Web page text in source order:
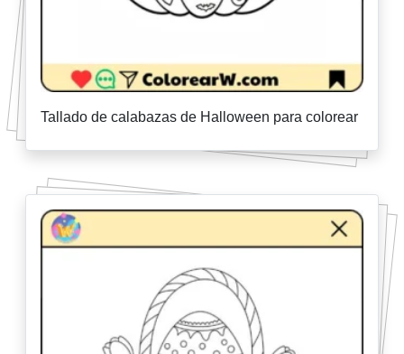
Tallado de calabazas de Halloween para colorear